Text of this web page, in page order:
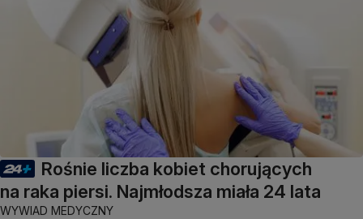
Rośnie liczba kobiet chorujących
na raka piersi. Najmłodsza miała 24 lata
WYWIAD MEDYCZNY